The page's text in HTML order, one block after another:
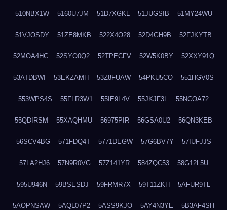
510NBX1W 5160U7JM 51D7XGKL 51JUGSIB 51MY24WU
51VJOSDY 51ZE8MKB 522X4O28 52D4GH9B 52FJKYTB
52MOA4HC 52SYO0Q2 52TPECFV 52W5K0BY 52XXY91Q
53ATDBWI 53EKZAMH 53Z8FUAW 54PKU5CO 551HGV0S
553WPS4S 55FLR3W1 55IE9L4V 55JKJF3L 55NCOA72
55QDIRSM 55XAQHMU 56975PIR 56GSA0U2 56QN3KEB
56SCV4BG 571FDQ4T 5771DEGW 57G6BV7Y 57IUFJJS
57LA2HJ6 57N9R0VG 57Z141YR 584ZQC53 58G12L5U
595U946N 59BSESDJ 59FRMR7X 59T11ZKH 5AFUR9TL
5AOPNSAW 5AQL07P2 5ASS9KJO 5AY4N3YE 5B3AF4SH